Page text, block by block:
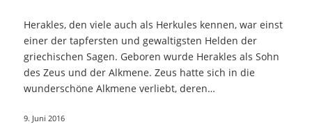
Herakles, den viele auch als Herkules kennen, war einst
einer der tapfersten und gewaltigsten Helden der
griechischen Sagen. Geboren wurde Herakles als Sohn
des Zeus und der Alkmene. Zeus hatte sich in die
wunderschöne Alkmene verliebt, deren…
9. Juni 2016